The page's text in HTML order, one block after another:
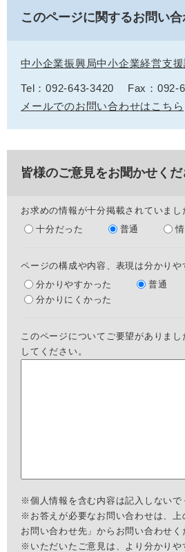
このページに関するお問い
中小企業振興局中小企業経営支援
Tel：092-643-3420
Fax：092-
メールでのお問い合わせはこちら
皆様のご意見をお聞かせくだ
お求めの情報が十分掲載されていまし
十分だった
普通
ページの構成や内容、表現は分かりや
分かりやすかった
普通
分かりにくかった
このページについてご要望がありま
してください。
※個人情報を含む内容は記入しないで
※お答えが必要なお問い合わせは、上
お問い合わせ先」からお問い合わせく
※いただいたご意見は、より分かりや